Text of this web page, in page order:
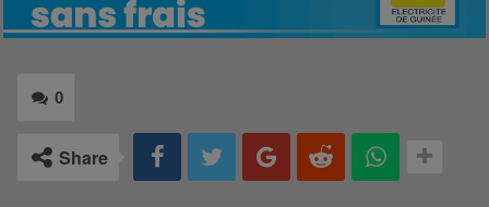
0
Share